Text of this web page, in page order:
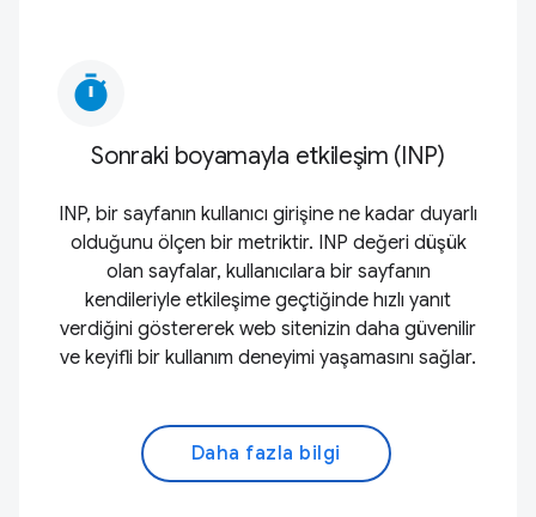
timer
Sonraki boyamayla etkileşim (INP)
INP, bir sayfanın kullanıcı girişine ne kadar duyarlı
olduğunu ölçen bir metriktir. INP değeri düşük
olan sayfalar, kullanıcılara bir sayfanın
kendileriyle etkileşime geçtiğinde hızlı yanıt
verdiğini göstererek web sitenizin daha güvenilir
ve keyifli bir kullanım deneyimi yaşamasını sağlar.
Daha fazla bilgi